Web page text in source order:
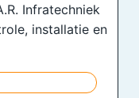
Infratechniek
installatie en